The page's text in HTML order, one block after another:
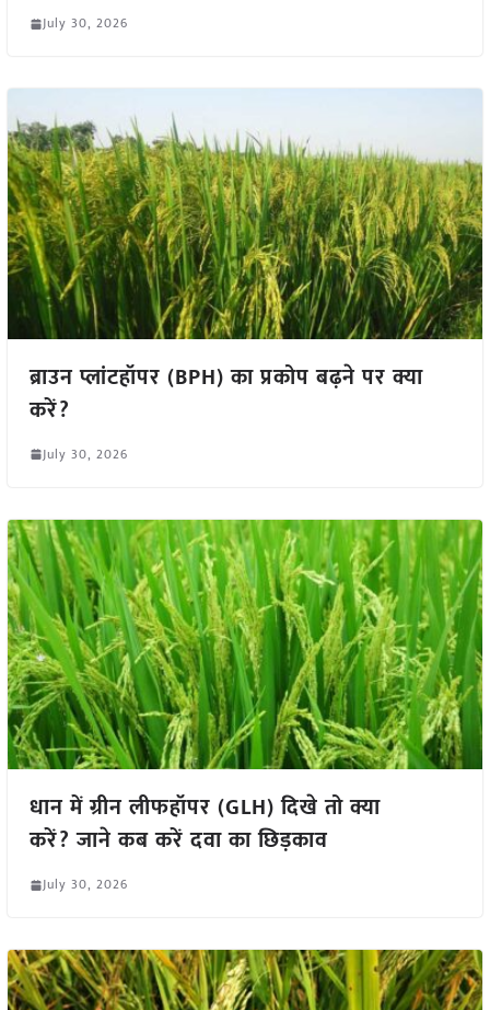
July 30, 2026
ब्राउन प्लांटहॉपर (BPH) का प्रकोप बढ़ने पर क्या
करें?
July 30, 2026
धान में ग्रीन लीफहॉपर (GLH) दिखे तो क्या
करें? जाने कब करें दवा का छिड़काव
July 30, 2026